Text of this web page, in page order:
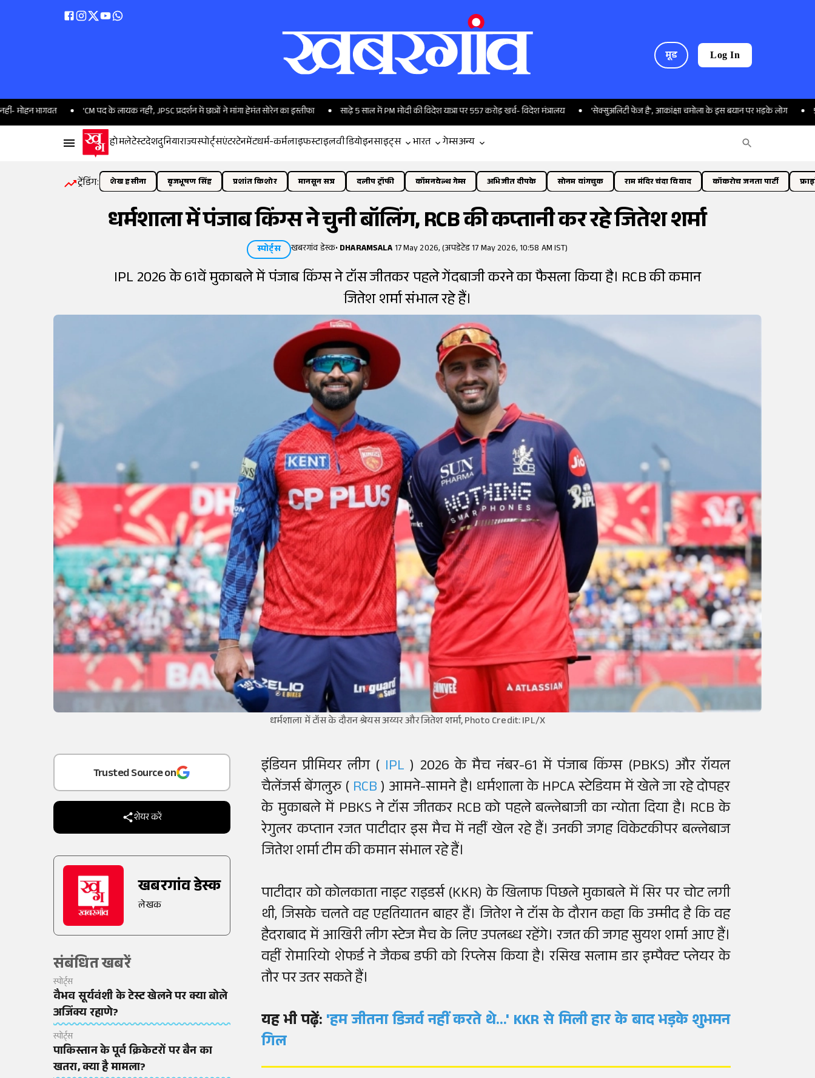
मूड Log In
'CM पद के लायक नहीं', JPSC प्रदर्शन में छात्रों ने मांगा हेमंत सोरेन का इस्तीफा साढ़े 5 साल में PM मोदी की विदेश यात्रा पर 557 करोड़ खर्च- विदेश मंत्रालय 'सेक्सुअलिटी फेज है', आकांक्षा चमोला के इस बयान पर भड़के लोग 560 करोड़
होमलेटेस्टदेशदुनियाराज्यस्पोर्ट्सएंटरटेनमेंटधर्म-कर्मलाइफस्टाइलवीडियोइनसाइट्स भारत गेम्सअन्य
ट्रेंडिंग: शेख हसीना बृजभूषण सिंह प्रशांत किशोर मानसून सत्र दलीप ट्रॉफी कॉमनवेल्थ गेम्स अभिजीत दीपके सोनम वांगचुक राम मंदिर चंदा विवाद कॉकरोच जनता पार्टी
धर्मशाला में पंजाब किंग्स ने चुनी बॉलिंग, RCB की कप्तानी कर रहे जितेश शर्मा
स्पोर्ट्स खबरगांव डेस्क•DHARAMSALA17 May 2026, (अपडेटेड 17 May 2026, 10:58 AM IST)
IPL 2026 के 61वें मुकाबले में पंजाब किंग्स ने टॉस जीतकर पहले गेंदबाजी करने का फैसला किया है। RCB की कमान
जितेश शर्मा संभाल रहे हैं।
धर्मशाला में टॉस के दौरान श्रेयस अय्यर और जितेश शर्मा, Photo Credit: IPL/X
Trusted Source on
शेयर करें
खबरगांव डेस्क
लेखक
संबंधित खबरें
स्पोर्ट्स
वैभव सूर्यवंशी के टेस्ट खेलने पर क्या बोले
अजिंक्य रहाणे?
स्पोर्ट्स
पाकिस्तान के पूर्व क्रिकेटरों पर बैन का
खतरा, क्या है मामला?
इंडियन प्रीमियर लीग ( IPL) 2026 के मैच नंबर-61 में पंजाब किंग्स (PBKS) और रॉयल
चैलेंजर्स बेंगलुरु (RCB) आमने-सामने है। धर्मशाला के HPCA स्टेडियम में खेले जा रहे दोपहर
के मुकाबले में PBKS ने टॉस जीतकर RCB को पहले बल्लेबाजी का न्योता दिया है। RCB के
रेगुलर कप्तान रजत पाटीदार इस मैच में नहीं खेल रहे हैं। उनकी जगह विकेटकीपर बल्लेबाज
जितेश शर्मा टीम की कमान संभाल रहे हैं।
पाटीदार को कोलकाता नाइट राइडर्स (KKR) के खिलाफ पिछले मुकाबले में सिर पर चोट लगी
थी, जिसके चलते वह एहतियातन बाहर हैं। जितेश ने टॉस के दौरान कहा कि उम्मीद है कि वह
हैदराबाद में आखिरी लीग स्टेज मैच के लिए उपलब्ध रहेंगे। रजत की जगह सुयश शर्मा आए हैं।
वहीं रोमारियो शेफर्ड ने जैकब डफी को रिप्लेस किया है। रसिख सलाम डार इम्पैक्ट प्लेयर के
तौर पर उतर सकते हैं।
यह भी पढ़ें:'हम जीतना डिजर्व नहीं करते थे...' KKR से मिली हार के बाद भड़के शुभमन
गिल